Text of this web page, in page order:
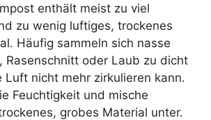
enthält meist zu viel
zu wenig luftiges, trockenes
Häufig sammeln sich nasse
Rasenschnitt oder Laub zu dicht
Luft nicht mehr zirkulieren kann.
Feuchtigkeit und mische
grobes Material unter.